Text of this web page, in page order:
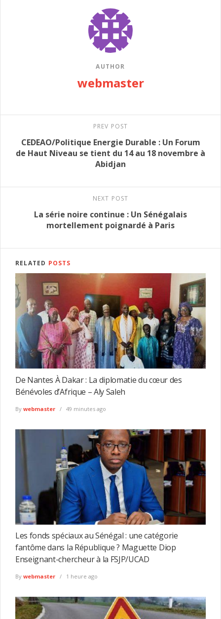
AUTHOR
webmaster
PREV POST
CEDEAO/Politique Energie Durable : Un Forum
de Haut Niveau se tient du 14 au 18 novembre à
Abidjan
NEXT POST
La série noire continue : Un Sénégalais
mortellement poignardé à Paris
RELATED POSTS
De Nantes À Dakar : La diplomatie du cœur des
Bénévoles d’Afrique – Aly Saleh
By webmaster 49 minutes ago
Les fonds spéciaux au Sénégal : une catégorie
fantôme dans la République ? Maguette Diop
Enseignant-chercheur à la FSJP/UCAD
By webmaster 1 heure ago